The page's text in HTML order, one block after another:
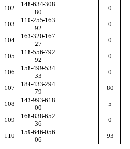
102
148-634-308
80
0
103
110-255-163
92
0
104
163-320-167
27
0
105
118-556-792
92
0
106
158-499-534
33
0
107
184-433-294
79
80
108
143-993-618
00
5
109
168-838-652
36
0
110
159-646-056
06
93